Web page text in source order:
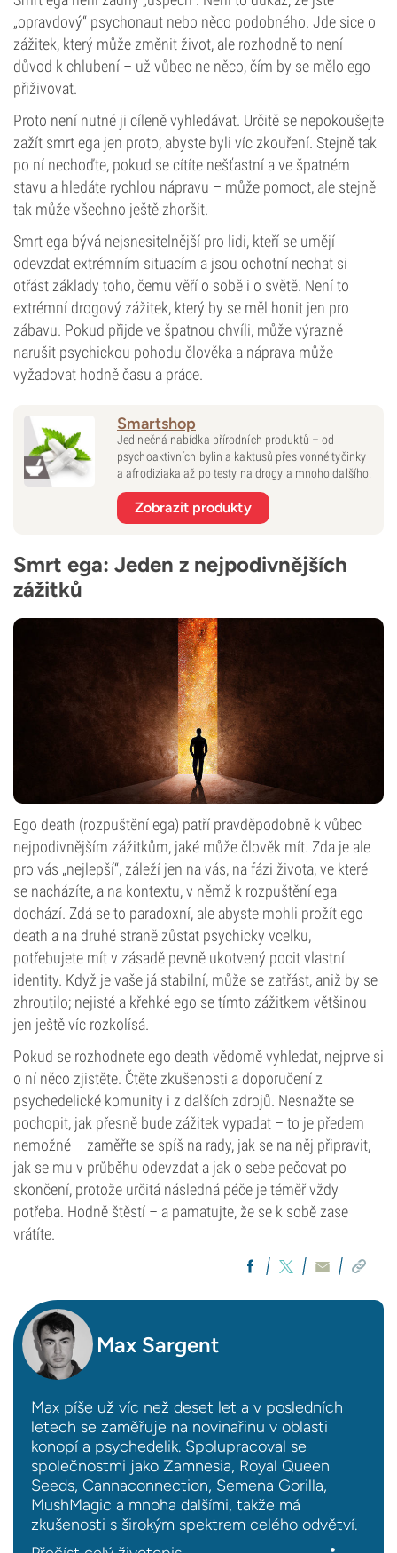
„opravdový“ psychonaut nebo něco podobného. Jde sice o
zážitek, který může změnit život, ale rozhodně to není
důvod k chlubení – už vůbec ne něco, čím by se mělo ego
přiživovat.
Proto není nutné ji cíleně vyhledávat. Určitě se nepokoušejte
zažít smrt ega jen proto, abyste byli víc zkouření. Stejně tak
po ní nechoďte, pokud se cítíte nešťastní a ve špatném
stavu a hledáte rychlou nápravu – může pomoct, ale stejně
tak může všechno ještě zhoršit.
Smrt ega bývá nejsnesitelnější pro lidi, kteří se umějí
odevzdat extrémním situacím a jsou ochotní nechat si
otřást základy toho, čemu věří o sobě i o světě. Není to
extrémní drogový zážitek, který by se měl honit jen pro
zábavu. Pokud přijde ve špatnou chvíli, může výrazně
narušit psychickou pohodu člověka a náprava může
vyžadovat hodně času a práce.
Smartshop
Jedinečná nabídka přírodních produktů – od
psychoaktivních bylin a kaktusů přes vonné tyčinky
a afrodiziaka až po testy na drogy a mnoho dalšího.
Zobrazit produkty
Smrt ega: Jeden z nejpodivnějších
zážitků
Ego death (rozpuštění ega) patří pravděpodobně k vůbec
nejpodivnějším zážitkům, jaké může člověk mít. Zda je ale
pro vás „nejlepší“, záleží jen na vás, na fázi života, ve které
se nacházíte, a na kontextu, v němž k rozpuštění ega
dochází. Zdá se to paradoxní, ale abyste mohli prožít ego
death a na druhé straně zůstat psychicky vcelku,
potřebujete mít v zásadě pevně ukotvený pocit vlastní
identity. Když je vaše já stabilní, může se zatřást, aniž by se
zhroutilo; nejisté a křehké ego se tímto zážitkem většinou
jen ještě víc rozkolísá.
Pokud se rozhodnete ego death vědomě vyhledat, nejprve si
o ní něco zjistěte. Čtěte zkušenosti a doporučení z
psychedelické komunity i z dalších zdrojů. Nesnažte se
pochopit, jak přesně bude zážitek vypadat – to je předem
nemožné – zaměřte se spíš na rady, jak se na něj připravit,
jak se mu v průběhu odevzdat a jak o sebe pečovat po
skončení, protože určitá následná péče je téměř vždy
potřeba. Hodně štěstí – a pamatujte, že se k sobě zase
vrátíte.
Max Sargent
Max píše už víc než deset let a v posledních
letech se zaměřuje na novinařinu v oblasti
konopí a psychedelik. Spolupracoval se
společnostmi jako Zamnesia, Royal Queen
Seeds, Cannaconnection, Semena Gorilla,
MushMagic a mnoha dalšími, takže má
zkušenosti s širokým spektrem celého odvětví.